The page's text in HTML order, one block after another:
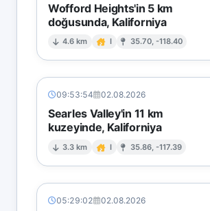
Wofford Heights'in 5 km
doğusunda, Kaliforniya
4.6 km I 35.70, -118.40
09:53:54 02.08.2026
Searles Valley'in 11 km
kuzeyinde, Kaliforniya
3.3 km I 35.86, -117.39
05:29:02 02.08.2026